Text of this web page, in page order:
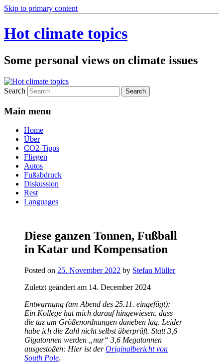
Skip to primary content
Hot climate topics
Some personal views on climate issues
Search
Main menu
Home
Über
CO2-Tipps
Fliegen
Autos
Fußabdruck
Diskussion
Rest
Languages
Diese ganzen Tonnen, Fußball
in Katar und Kompensation
Posted on 25. November 2022 by Stefan Müller
Zuletzt geändert am 14. December 2024
Entwarnung (am Abend des 25.11. eingefügt):
Ein Kollege hat mich darauf hingewiesen, dass
die taz um Größenordnungen daneben lag. Leider
habe ich die Zahl nicht selbst überprüft. Statt 3,6
Gigatonnen werden „nur“ 3,6 Megatonnen
ausgestoßen: Hier ist derOriginalbericht von
South Pole.